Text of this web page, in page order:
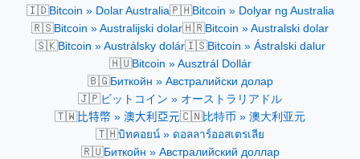
🇮🇩Bitcoin » Dolar Australia🇵🇭Bitcoin » Dolyar ng Australia
🇷🇸Bitcoin » Australijski dolar🇭🇷Bitcoin » Australski dolar
🇸🇰Bitcoin » Austrálsky dolár🇮🇸Bitcoin » Ástralski dalur
🇭🇺Bitcoin » Ausztrál Dollár
🇧🇬Биткойн » Австралийски долар
🇯🇵ビットコイン » オーストラリアドル
🇹🇼比特幣 » 澳大利亞元🇨🇳比特币 » 澳大利亚元
🇹🇭บิทคอยน์ » ดอลลาร์ออสเตรเลีย
🇷🇺Биткойн » Австралийский доллар